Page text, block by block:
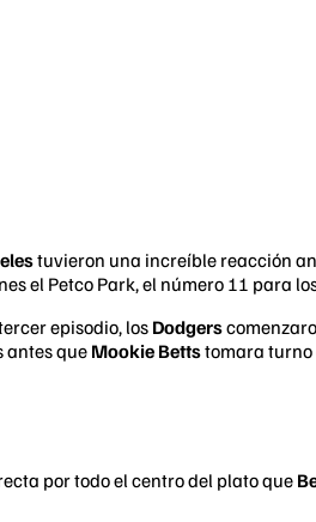
tuvieron una increíble reacción
el Petco Park, el número 11 para
episodio, los Dodgers
antes queMookie Bettstomara turno
por todo el centro del plato que